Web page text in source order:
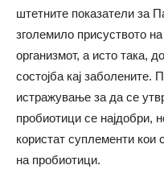
штетните показатели за
зголемило присуството
организмот, а исто така,
состојба кај заболените.
истражување за да се
пробиотици се најдобри,
користат суплементи кои
на пробиотици.